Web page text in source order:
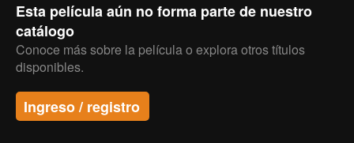
Esta película aún no forma parte de nuestro
catálogo
Conoce más sobre la película o explora otros títulos
disponibles.
Ingreso / registro